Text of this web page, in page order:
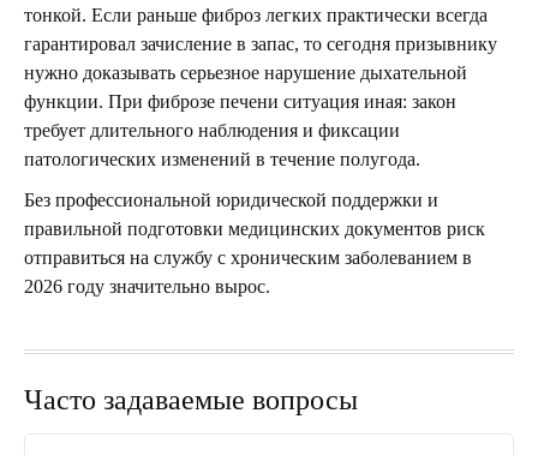
тонкой. Если раньше фиброз легких практически всегда
гарантировал зачисление в запас, то сегодня призывнику
нужно доказывать серьезное нарушение дыхательной
функции. При фиброзе печени ситуация иная: закон
требует длительного наблюдения и фиксации
патологических изменений в течение полугода.
Без профессиональной юридической поддержки и
правильной подготовки медицинских документов риск
отправиться на службу с хроническим заболеванием в
2026 году значительно вырос.
Часто задаваемые вопросы